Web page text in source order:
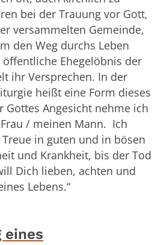
bei der Trauung vor Gott,
versammelten Gemeinde,
den Weg durchs Leben
Ehegelöbnis der
ihr Versprechen. In der
heißt eine Form dieses
Gottes Angesicht nehme ich
/ meinen Mann. Ich
in guten und in bösen
und Krankheit, bis der Tod
Dich lieben, achten und
Lebens.“
eines